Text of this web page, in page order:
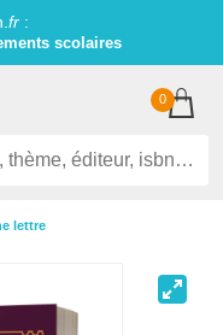
fr:
scolaires
0
lettre